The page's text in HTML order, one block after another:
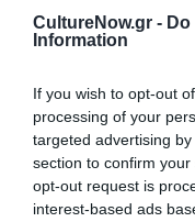
CultureNow.gr -
Information
If you wish to opt-out
processing of your
targeted advertising
section to confirm
opt-out request is
interest-based ads
Από: 06/07/
Εγκαίνια: Πέμπτη
Ώρες
Σάββατο,